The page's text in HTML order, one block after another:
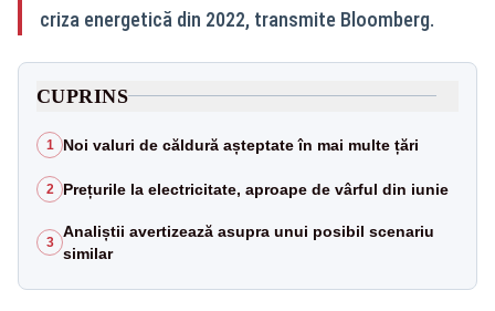
criza energetică din 2022, transmite Bloomberg.
CUPRINS
1 Noi valuri de căldură așteptate în mai multe țări
2 Prețurile la electricitate, aproape de vârful din iunie
3
Analiștii avertizează asupra unui posibil scenariu
similar